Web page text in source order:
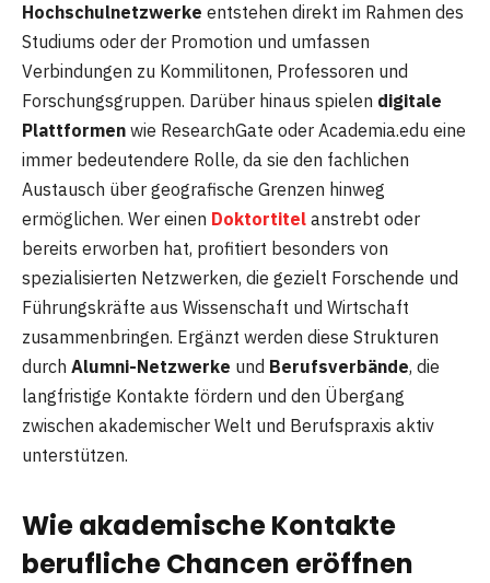
Hochschulnetzwerke entstehen direkt im Rahmen des
Studiums oder der Promotion und umfassen
Verbindungen zu Kommilitonen, Professoren und
Forschungsgruppen. Darüber hinaus spielen digitale
Plattformen wie ResearchGate oder Academia.edu eine
immer bedeutendere Rolle, da sie den fachlichen
Austausch über geografische Grenzen hinweg
ermöglichen. Wer einen Doktortitel anstrebt oder
bereits erworben hat, profitiert besonders von
spezialisierten Netzwerken, die gezielt Forschende und
Führungskräfte aus Wissenschaft und Wirtschaft
zusammenbringen. Ergänzt werden diese Strukturen
durch Alumni-Netzwerke und Berufsverbände, die
langfristige Kontakte fördern und den Übergang
zwischen akademischer Welt und Berufspraxis aktiv
unterstützen.
Wie akademische Kontakte
berufliche Chancen eröffnen